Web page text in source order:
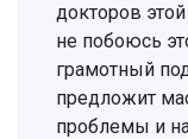
докторов
не побоюсь
грамотный
предложит
проблемы и